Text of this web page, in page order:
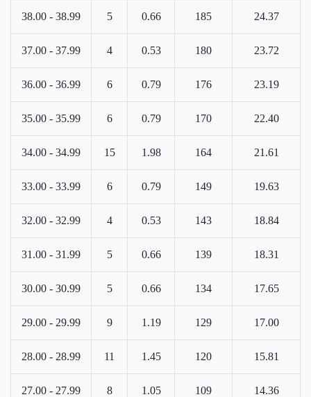
38.00 - 38.99 5 0.66 185 24.37
37.00 - 37.99 4 0.53 180 23.72
36.00 - 36.99 6 0.79 176 23.19
35.00 - 35.99 6 0.79 170 22.40
34.00 - 34.99 15 1.98 164 21.61
33.00 - 33.99 6 0.79 149 19.63
32.00 - 32.99 4 0.53 143 18.84
31.00 - 31.99 5 0.66 139 18.31
30.00 - 30.99 5 0.66 134 17.65
29.00 - 29.99 9 1.19 129 17.00
28.00 - 28.99 11 1.45 120 15.81
27.00 - 27.99 8 1.05 109 14.36